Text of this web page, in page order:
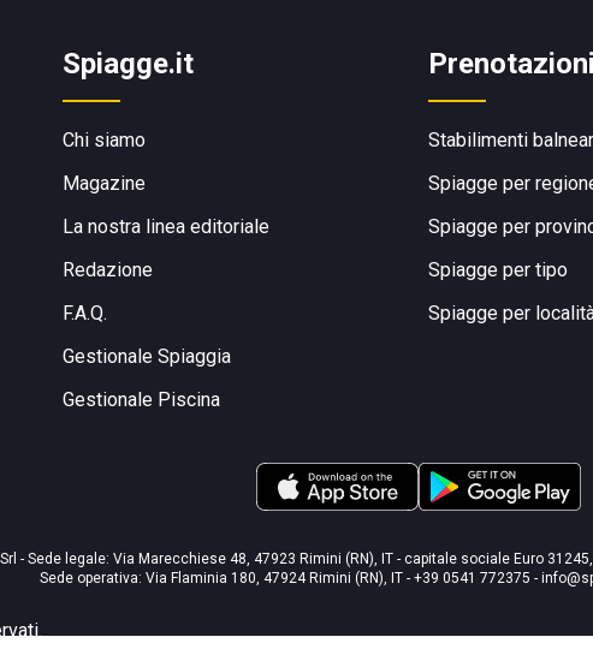
Spiagge.it
Chi siamo
Magazine
La nostra linea editoriale
Redazione
F.A.Q.
Gestionale Spiaggia
Gestionale Piscina
Prenotazioni
Stabilimenti
Spiagge per
Spiagge per
Spiagge per tipo
Spiagge per
- Sede legale: Via Marecchiese 48, 47923 Rimini (RN), IT - capitale sociale Euro
Sede operativa: Via Flaminia 180, 47924 Rimini (RN), IT - +39 0541 772375 -